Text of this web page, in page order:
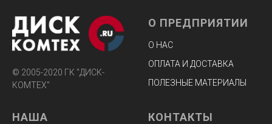
© 2005-2020 ГК "ДИСК-
КОМТЕХ"
О ПРЕДПРИЯТИИ
О НАС
ОПЛАТА И ДОСТАВКА
ПОЛЕЗНЫЕ МАТЕРИАЛЫ
НАША КОНТАКТЫ